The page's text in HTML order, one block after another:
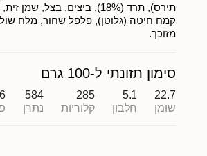
תירס), תרד (18%), ביצים, בצל,
קמח חיטה (גלוטן), פלפל שחור, מלח
מזוכך.
סימון תזונתי ל-100 גרם
22.7
שומן
5.1
חלבון
285
קלוריות
584
נתרן